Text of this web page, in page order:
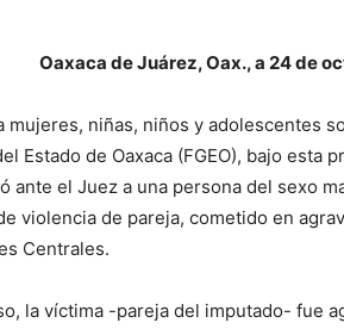
Oaxaca de Juárez, Oax., a 24 de
niñas, niños y adolescentes
Estado de Oaxaca (FGEO), bajo esta
el Juez a una persona del sexo
violencia de pareja, cometido en
Centrales.
la víctima -pareja del imputado- fue